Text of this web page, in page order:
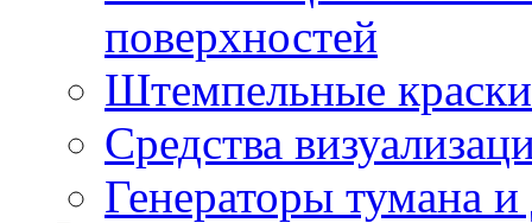
поверхностей
Штемпельные
Средства
Генераторы тумана